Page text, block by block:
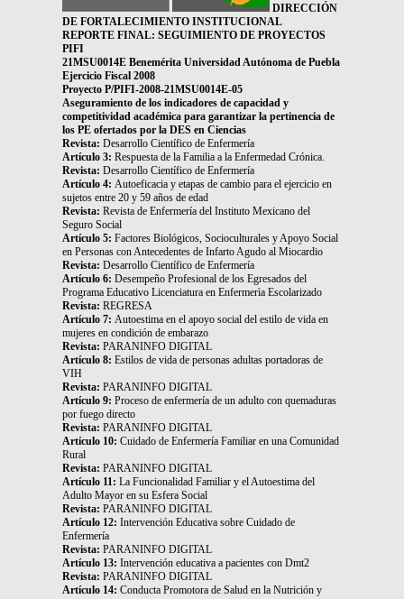
DIRECCIÓN
DE FORTALECIMIENTO INSTITUCIONAL
REPORTE FINAL: SEGUIMIENTO DE PROYECTOS
PIFI
21MSU0014E Benemérita Universidad Autónoma de Puebla
Ejercicio Fiscal 2008
Proyecto P/PIFI-2008-21MSU0014E-05
Aseguramiento de los indicadores de capacidad y
competitividad académica para garantizar la pertinencia de
los PE ofertados por la DES en Ciencias
Revista: Desarrollo Científico de Enfermería
Artículo 3: Respuesta de la Familia a la Enfermedad Crónica.
Revista: Desarrollo Científico de Enfermería
Artículo 4: Autoeficacia y etapas de cambio para el ejercicio en
sujetos entre 20 y 59 años de edad
Revista: Revista de Enfermería del Instituto Mexicano del
Seguro Social
Artículo 5: Factores Biológicos, Socioculturales y Apoyo Social
en Personas con Antecedentes de Infarto Agudo al Miocardio
Revista: Desarrollo Científico de Enfermería
Artículo 6: Desempeño Profesional de los Egresados del
Programa Educativo Licenciatura en Enfermerìa Escolarizado
Revista: REGRESA
Artículo 7: Autoestima en el apoyo social del estilo de vida en
mujeres en condición de embarazo
Revista: PARANINFO DIGITAL
Artículo 8: Estilos de vida de personas adultas portadoras de
VIH
Revista: PARANINFO DIGITAL
Artículo 9: Proceso de enfermería de un adulto con quemaduras
por fuego directo
Revista: PARANINFO DIGITAL
Artículo 10: Cuidado de Enfermería Familiar en una Comunidad
Rural
Revista: PARANINFO DIGITAL
Artículo 11: La Funcionalidad Familiar y el Autoestima del
Adulto Mayor en su Esfera Social
Revista: PARANINFO DIGITAL
Artículo 12: Intervención Educativa sobre Cuidado de
Enfermería
Revista: PARANINFO DIGITAL
Artículo 13: Intervención educativa a pacientes con Dmt2
Revista: PARANINFO DIGITAL
Artículo 14: Conducta Promotora de Salud en la Nutrición y